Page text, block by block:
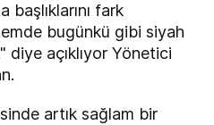
fark
bugünkü gibi siyah
diye açıklıyor Yönetici
artık sağlam bir